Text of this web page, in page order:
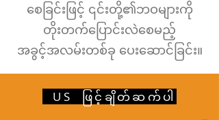
စေခြင်းဖြင့် ၎င်းတို့၏ဘဝများကို
တိုးတက်ပြောင်းလဲစေမည့်
အခွင့်အလမ်းတစ်ခု ပေးဆောင်ခြင်း။
US ဖြင့်ချိတ်ဆက်ပါ